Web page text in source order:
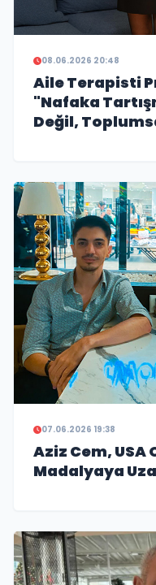
08.06.2026 20:48
Aile Terapisti
"Nafaka
Değil,
07.06.2026 19:38
Aziz Cem, USA
Madalyaya